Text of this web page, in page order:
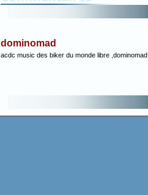
dominomad
acdc music des biker du monde libre ,dominomad